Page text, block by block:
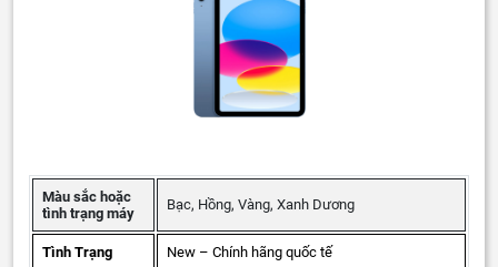
Màu sắc hoặc
tình trạng máy
Bạc, Hồng, Vàng, Xanh Dương
Tình Trạng New – Chính hãng quốc tế